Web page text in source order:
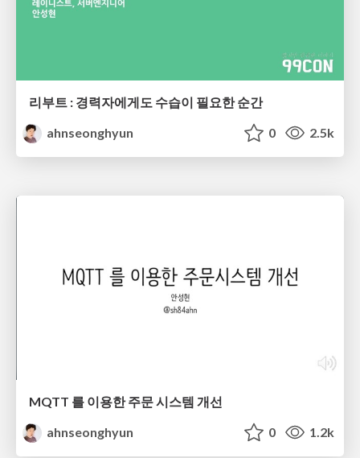
리부트 : 경력자에게도 수습이 필요한 순간
ahnseonghyun
0 2.5k
MQTT 를 이용한 주문 시스템 개선
ahnseonghyun
0 1.2k